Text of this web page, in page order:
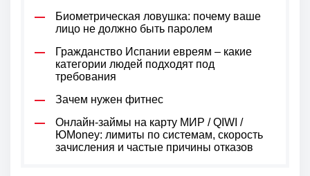
Биометрическая ловушка: почему ваше
лицо не должно быть паролем
Гражданство Испании евреям – какие
категории людей подходят под
требования
Зачем нужен фитнес
Онлайн-займы на карту МИР / QIWI /
ЮMoney: лимиты по системам, скорость
зачисления и частые причины отказов